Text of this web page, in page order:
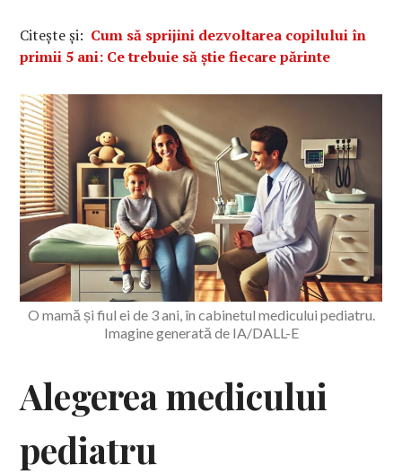
Citește și: Cum să sprijini dezvoltarea copilului în
primii 5 ani: Ce trebuie să știe fiecare părinte
O mamă și fiul ei de 3 ani, în cabinetul medicului pediatru.
Imagine generată de IA/DALL-E
Alegerea medicului
pediatru